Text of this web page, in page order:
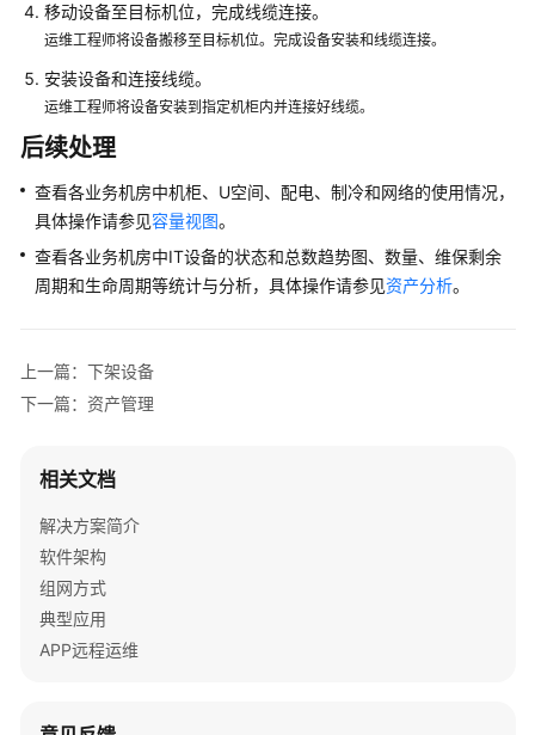
移动设备至目标机位，完成线缆连接。
运维工程师将设备搬移至目标机位。完成设备安装和线缆连接。
安装设备和连接线缆。
运维工程师将设备安装到指定机柜内并连接好线缆。
后续处理
查看各业务机房中机柜、U空间、配电、制冷和网络的使用情况，
具体操作请参见容量视图。
查看各业务机房中IT设备的状态和总数趋势图、数量、维保剩余
周期和生命周期等统计与分析，具体操作请参见资产分析。
上一篇：下架设备
下一篇：资产管理
相关文档
解决方案简介
软件架构
组网方式
典型应用
APP远程运维